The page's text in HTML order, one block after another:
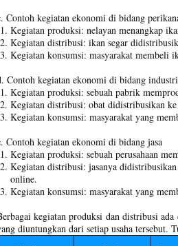
Contoh kegiatan ekonomi di bidang
Kegiatan produksi: nelayan menangkap
Kegiatan distribusi: ikan segar
Kegiatan konsumsi: masyarakat membeli
Contoh kegiatan ekonomi di bidang industri
Kegiatan produksi: sebuah pabrik
Kegiatan distribusi: obat didistribusikan
Kegiatan konsumsi: masyarakat yang
Contoh kegiatan ekonomi di bidang jasa
Kegiatan produksi: sebuah perusahaan
Kegiatan distribusi: jasanya
online.
Kegiatan konsumsi: masyarakat yang
kegiatan produksi dan distribusi
diuntungkan dari setiap usaha tersebut.